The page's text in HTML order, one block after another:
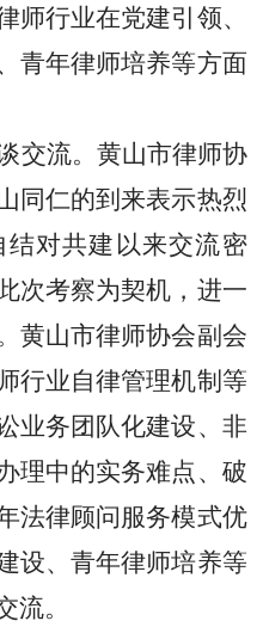
师行业在党建引领、
青年律师培养等方面
交流。黄山市律师协
同仁的到来表示热烈
对共建以来交流密
次考察为契机，进一
黄山市律师协会副会
行业自律管理机制等
业务团队化建设、非
理中的实务难点、破
法律顾问服务模式优
设、青年律师培养等
流。